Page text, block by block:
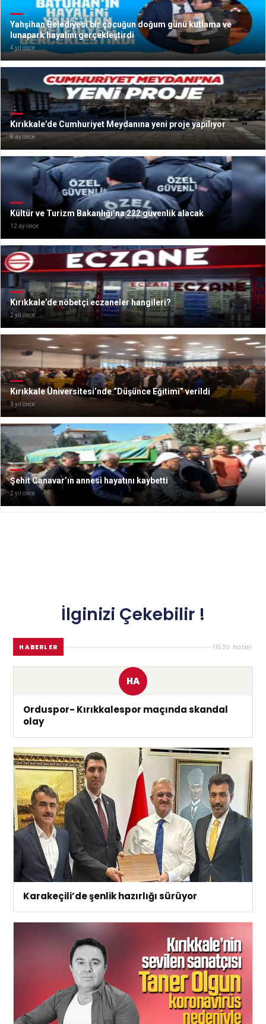
Yahşihan Belediyesi bir çocuğun doğum günü kutlama ve
lunapark hayalini gerçekleştirdi
4 yıl önce
Kırıkkale’de Cumhuriyet Meydanına yeni proje yapılıyor
8 ay önce
Kültür ve Turizm Bakanlığı’na 222 güvenlik alacak
12 ay önce
Kırıkkale’de nöbetçi eczaneler hangileri?
2 yıl önce
Kırıkkale Üniversitesi’nde “Düşünce Eğitimi” verildi
3 yıl önce
Şehit Canavar’ın annesi hayatını kaybetti
2 yıl önce
İlginizi Çekebilir !
HABERLER 11530 haber
HA
Orduspor- Kırıkkalespor maçında skandal
olay
Karakeçili’de şenlik hazırlığı sürüyor